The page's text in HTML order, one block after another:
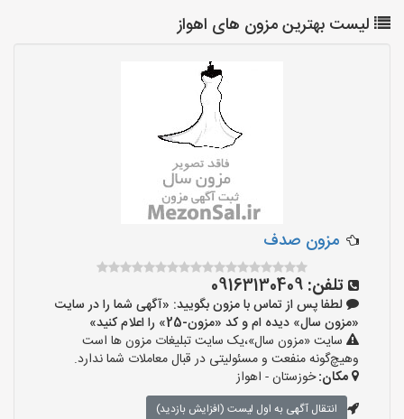
لیست بهترین مزون های اهواز
مزون صدف
تلفن: 09163130409
لطفا پس از تماس با مزون بگویید: «آگهی شما را در سایت
«مزون سال» دیده ام و کد «مزون-25» را اعلام کنید»
سایت «مزون سال»،یک سایت تبلیغات مزون ها است
وهیچ‌گونه منفعت و مسئولیتی در قبال معاملات شما ندارد.
مکان:خوزستان - اهواز
انتقال آگهی به اول لیست (افزایش بازدید)